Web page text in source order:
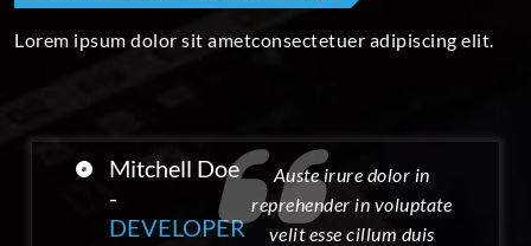
Lorem ipsum dolor sit ametconsectetuer adipiscing elit.
Mitchell Doe
-
DEVELOPER
Auste irure dolor in
reprehender in voluptate
velit esse cillum duis